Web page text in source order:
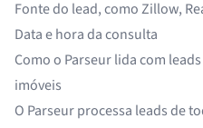
Fonte do lead, como Zillow,
Data e hora da consulta
Como o Parseur lida com
imóveis
O Parseur processa leads de